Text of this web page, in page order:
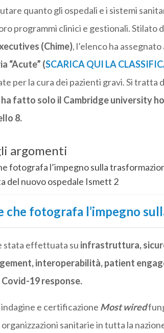
quanto gli ospedali e i sistemi
programmi clinici e gestionali. Stilato
(Chime), l’elenco ha
“Acute” (SCARICA QUI LA
per la cura dei pazienti gravi. Si tratta
ha fatto solo il Cambridge university
8.
argomenti
fotografa l’impegno sulla
del nuovo ospedale Ismett 2
che fotografa l’impegno
stata effettuata su infrastruttura,
interoperabilità, patient
Covid-19 response.
e certificazione Most wired
sanitarie in tutta la